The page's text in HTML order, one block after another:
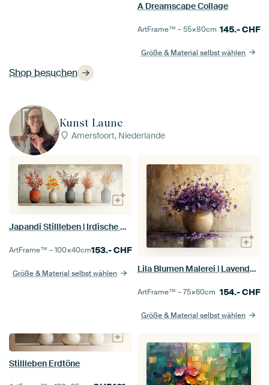
Shop besuchen
A Dreamscape Collage
ArtFrame™ –55×80cm 145.-CHF
Größe & Material selbst wählen
Kunst Laune
Amersfoort, Niederlande
Japandi Stillleben | Irdische Harmonie
ArtFrame™ –100×40cm153.-CHF
Größe & Material selbst wählen Lila Blumen Malerei | Lavendel Luxe Eclipse
ArtFrame™ –75×60cm 154.-CHF
Größe & Material selbst wählen
Stillleben Erdtöne